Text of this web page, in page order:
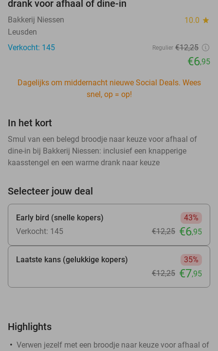
drank voor afhaal of dine-in
Bakkerij Niessen 10.0 star
Leusden
Verkocht: 145
Regulier €12,25
€6,95
Dagelijks om middernacht nieuwe Social Deals. Wees
snel, op = op!
In het kort
Smul van een belegd broodje naar keuze voor afhaal of
dine-in bij Bakkerij Niessen: inclusief een knapperige
kaasstengel en een warme drank naar keuze
Selecteer jouw deal
Early bird (snelle kopers)
43%
Verkocht: 145
€12,25 €6,95
Laatste kans (gelukkige kopers)
35%
€12,25 €7,95
Highlights
Verwen jezelf met een broodje naar keuze voor afhaal of